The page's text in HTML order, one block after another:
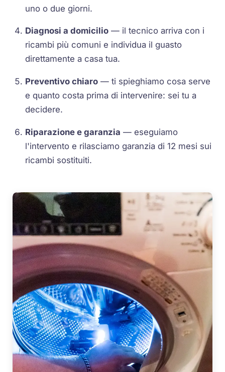
uno o due giorni.
Diagnosi a domicilio — il tecnico arriva con i
ricambi più comuni e individua il guasto
direttamente a casa tua.
Preventivo chiaro — ti spieghiamo cosa serve
e quanto costa prima di intervenire: sei tu a
decidere.
Riparazione e garanzia — eseguiamo
l'intervento e rilasciamo garanzia di 12 mesi sui
ricambi sostituiti.